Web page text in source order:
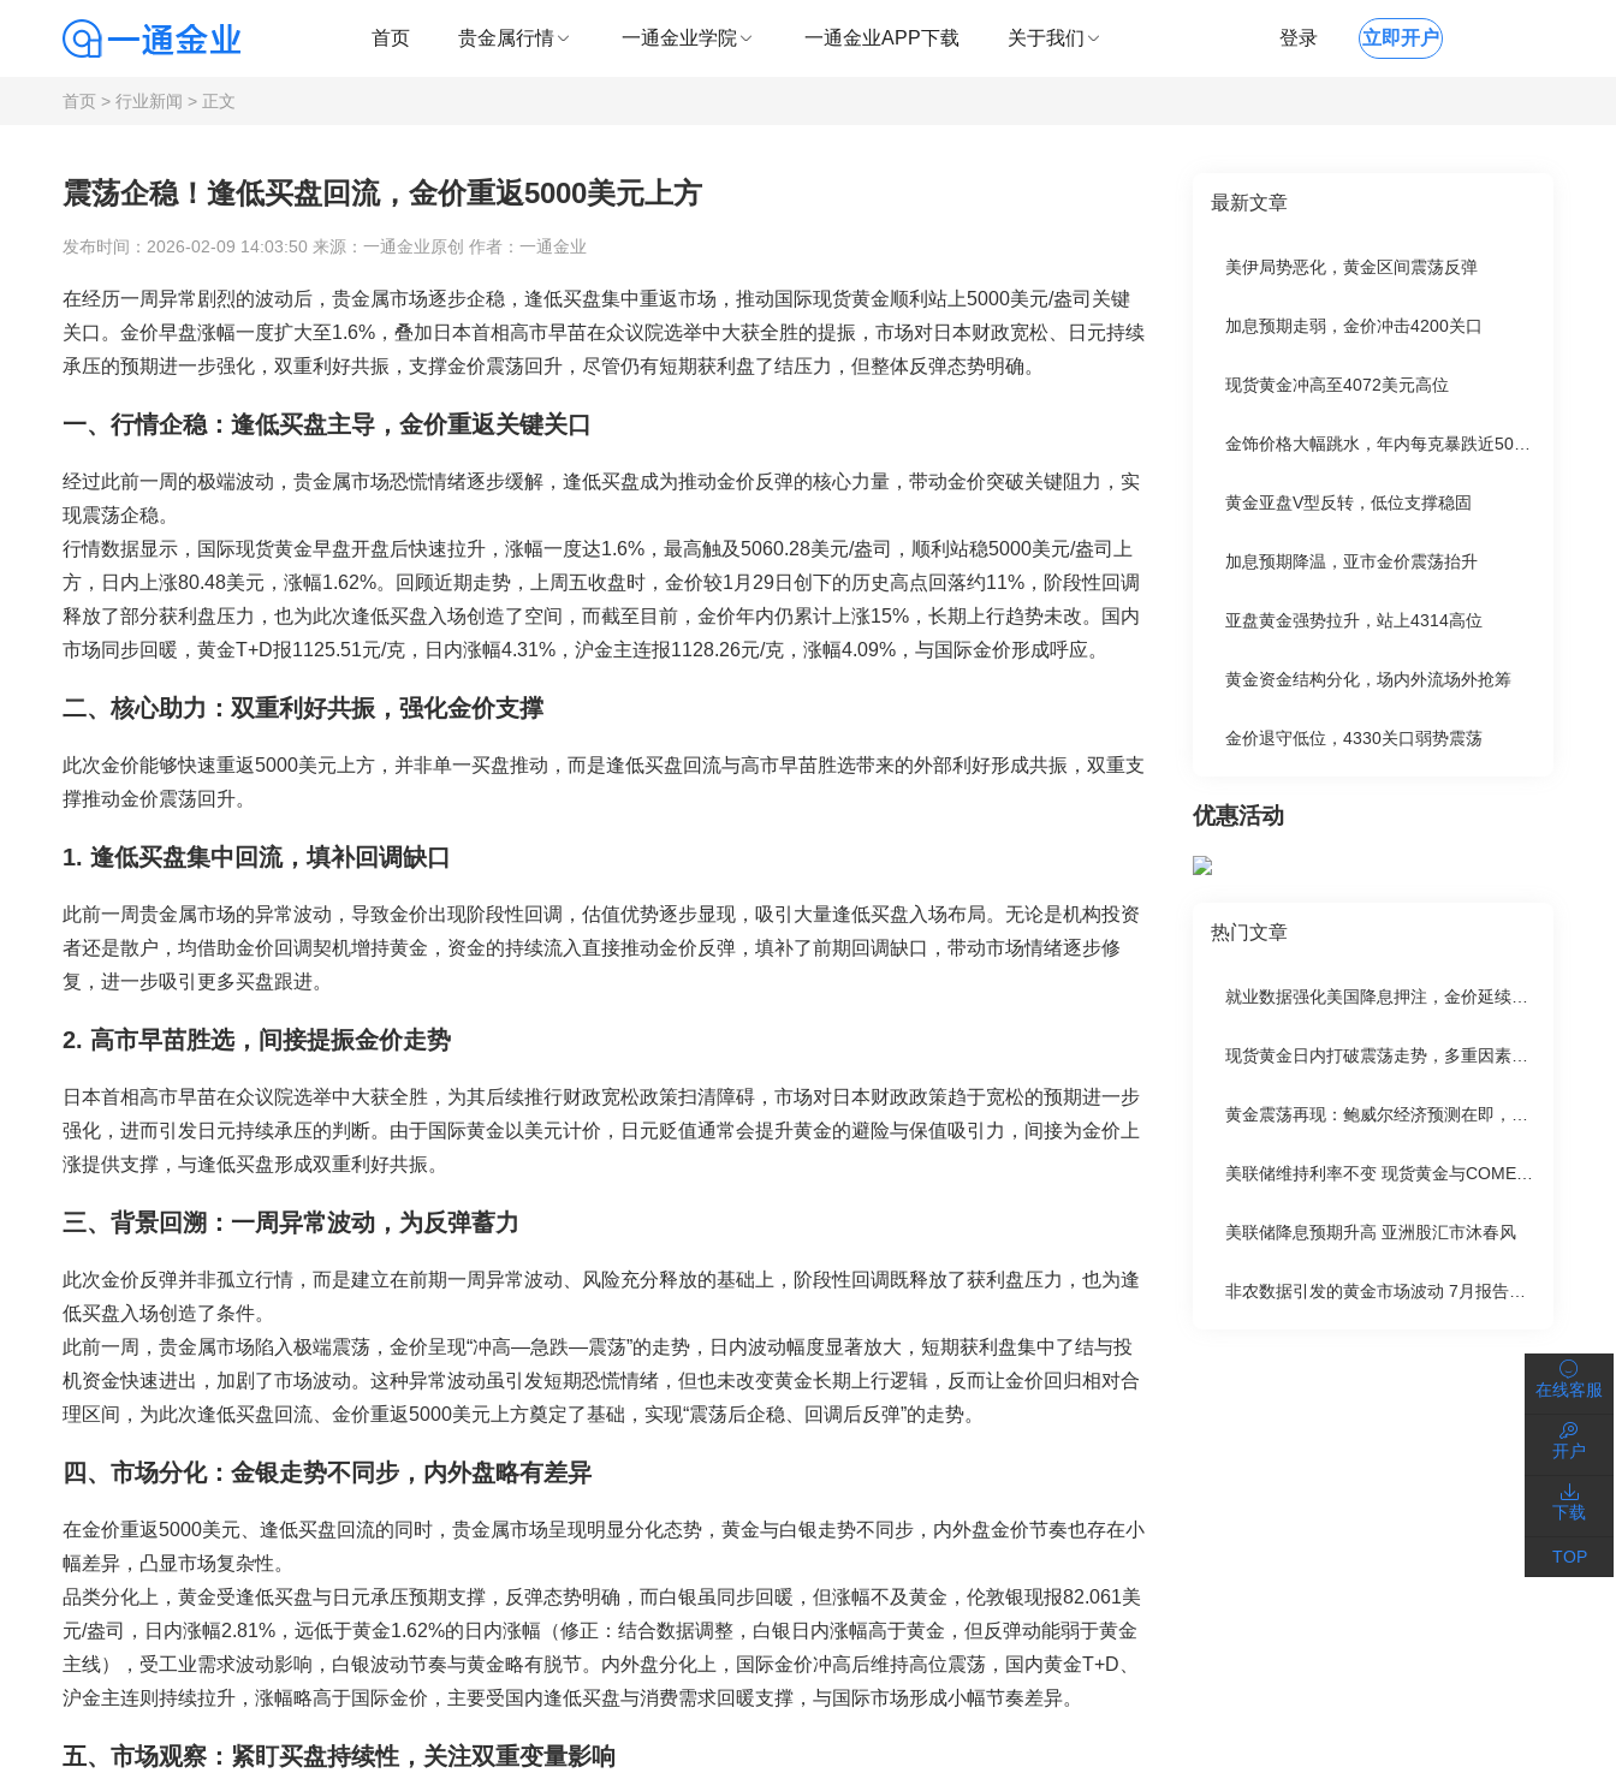
首页 贵金属行情 一通金业学院 一通金业APP下载 关于我们 登录 立即开户
首页 > 行业新闻 > 正文
震荡企稳！逢低买盘回流，金价重返5000美元上方
发布时间：2026-02-09 14:03:50 来源：一通金业原创 作者：一通金业
在经历一周异常剧烈的波动后，贵金属市场逐步企稳，逢低买盘集中重返市场，推动国际现货黄金顺利站上5000美元/盎司关键
关口。金价早盘涨幅一度扩大至1.6%，叠加日本首相高市早苗在众议院选举中大获全胜的提振，市场对日本财政宽松、日元持续
承压的预期进一步强化，双重利好共振，支撑金价震荡回升，尽管仍有短期获利盘了结压力，但整体反弹态势明确。
一、行情企稳：逢低买盘主导，金价重返关键关口
经过此前一周的极端波动，贵金属市场恐慌情绪逐步缓解，逢低买盘成为推动金价反弹的核心力量，带动金价突破关键阻力，实
现震荡企稳。
行情数据显示，国际现货黄金早盘开盘后快速拉升，涨幅一度达1.6%，最高触及5060.28美元/盎司，顺利站稳5000美元/盎司上
方，日内上涨80.48美元，涨幅1.62%。回顾近期走势，上周五收盘时，金价较1月29日创下的历史高点回落约11%，阶段性回调
释放了部分获利盘压力，也为此次逢低买盘入场创造了空间，而截至目前，金价年内仍累计上涨15%，长期上行趋势未改。国内
市场同步回暖，黄金T+D报1125.51元/克，日内涨幅4.31%，沪金主连报1128.26元/克，涨幅4.09%，与国际金价形成呼应。
二、核心助力：双重利好共振，强化金价支撑
此次金价能够快速重返5000美元上方，并非单一买盘推动，而是逢低买盘回流与高市早苗胜选带来的外部利好形成共振，双重支
撑推动金价震荡回升。
1. 逢低买盘集中回流，填补回调缺口
此前一周贵金属市场的异常波动，导致金价出现阶段性回调，估值优势逐步显现，吸引大量逢低买盘入场布局。无论是机构投资
者还是散户，均借助金价回调契机增持黄金，资金的持续流入直接推动金价反弹，填补了前期回调缺口，带动市场情绪逐步修
复，进一步吸引更多买盘跟进。
2. 高市早苗胜选，间接提振金价走势
日本首相高市早苗在众议院选举中大获全胜，为其后续推行财政宽松政策扫清障碍，市场对日本财政政策趋于宽松的预期进一步
强化，进而引发日元持续承压的判断。由于国际黄金以美元计价，日元贬值通常会提升黄金的避险与保值吸引力，间接为金价上
涨提供支撑，与逢低买盘形成双重利好共振。
三、背景回溯：一周异常波动，为反弹蓄力
此次金价反弹并非孤立行情，而是建立在前期一周异常波动、风险充分释放的基础上，阶段性回调既释放了获利盘压力，也为逢
低买盘入场创造了条件。
此前一周，贵金属市场陷入极端震荡，金价呈现“冲高—急跌—震荡”的走势，日内波动幅度显著放大，短期获利盘集中了结与投
机资金快速进出，加剧了市场波动。这种异常波动虽引发短期恐慌情绪，但也未改变黄金长期上行逻辑，反而让金价回归相对合
理区间，为此次逢低买盘回流、金价重返5000美元上方奠定了基础，实现“震荡后企稳、回调后反弹”的走势。
四、市场分化：金银走势不同步，内外盘略有差异
在金价重返5000美元、逢低买盘回流的同时，贵金属市场呈现明显分化态势，黄金与白银走势不同步，内外盘金价节奏也存在小
幅差异，凸显市场复杂性。
品类分化上，黄金受逢低买盘与日元承压预期支撑，反弹态势明确，而白银虽同步回暖，但涨幅不及黄金，伦敦银现报82.061美
元/盎司，日内涨幅2.81%，远低于黄金1.62%的日内涨幅（修正：结合数据调整，白银日内涨幅高于黄金，但反弹动能弱于黄金
主线），受工业需求波动影响，白银波动节奏与黄金略有脱节。内外盘分化上，国际金价冲高后维持高位震荡，国内黄金T+D、
沪金主连则持续拉升，涨幅略高于国际金价，主要受国内逢低买盘与消费需求回暖支撑，与国际市场形成小幅节奏差异。
五、市场观察：紧盯买盘持续性，关注双重变量影响
最新文章
美伊局势恶化，黄金区间震荡反弹
加息预期走弱，金价冲击4200关口
现货黄金冲高至4072美元高位
黄金亚盘V型反转，低位支撑稳固
加息预期降温，亚市金价震荡抬升
亚盘黄金强势拉升，站上4314高位
黄金资金结构分化，场内外流场外抢筹
金价退守低位，4330关口弱势震荡
优惠活动
热门文章
美联储降息预期升高 亚洲股汇市沐春风
在线客服
开户
下载
TOP